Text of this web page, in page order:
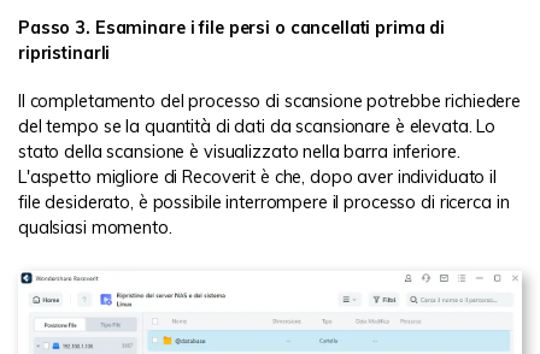
Passo 3. Esaminare i file persi o cancellati prima di
ripristinarli
Il completamento del processo di scansione potrebbe richiedere
del tempo se la quantità di dati da scansionare è elevata. Lo
stato della scansione è visualizzato nella barra inferiore.
L'aspetto migliore di Recoverit è che, dopo aver individuato il
file desiderato, è possibile interrompere il processo di ricerca in
qualsiasi momento.